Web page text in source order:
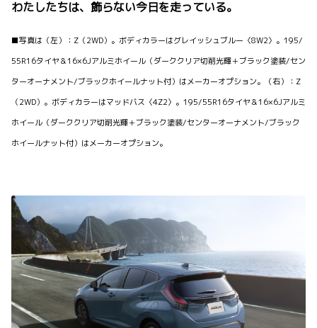
わたしたちは、飾らない今日を走っている。
■写真は（左）：Z（2WD）。ボディカラーはグレイッシュブルー〈8W2〉。195/
55R16タイヤ＆16×6Jアルミホイール（ダーククリア切削光輝＋ブラック塗装/セン
ターオーナメント/ブラックホイールナット付）はメーカーオプション。（右）：Z
（2WD）。ボディカラーはマッドバス〈4Z2〉。195/55R16タイヤ＆16×6Jアルミ
ホイール（ダーククリア切削光輝＋ブラック塗装/センターオーナメント/ブラック
ホイールナット付）はメーカーオプション。